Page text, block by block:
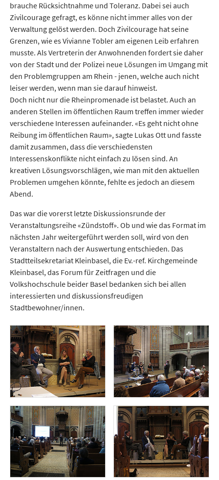
brauche Rücksichtnahme und Toleranz. Dabei sei auch
Zivilcourage gefragt, es könne nicht immer alles von der
Verwaltung gelöst werden. Doch Zivilcourage hat seine
Grenzen, wie es Vivianne Tobler am eigenen Leib erfahren
musste. Als Vertreterin der Anwohnenden fordert sie daher
von der Stadt und der Polizei neue Lösungen im Umgang mit
den Problemgruppen am Rhein - jenen, welche auch nicht
leiser werden, wenn man sie darauf hinweist.
Doch nicht nur die Rhein­pro­me­na­de ist belastet. Auch an
anderen Stellen im öffentlichen Raum treffen immer wieder
verschiedene Interessen aufeinander. «Es geht nicht ohne
Reibung im öffentlichen Raum», sagte Lukas Ott und fasste
damit zusammen, dass die verschiedensten
Interessenskonflikte nicht einfach zu lösen sind. An
kreativen Lösungsvorschlägen, wie man mit den aktuellen
Problemen umgehen könnte, fehlte es jedoch an diesem
Abend.
Das war die vorerst letzte Diskussionsrunde der
Veranstaltungsreihe «Zündstoff». Ob und wie das Format im
nächsten Jahr weitergeführt werden soll, wird von den
Veranstaltern nach der Auswertung entschieden. Das
Stadtteilsekretariat Kleinbasel, die Ev.-ref. Kirchgemeinde
Kleinbasel, das Forum für Zeitfragen und die
Volkshochschule beider Basel bedanken sich bei allen
interessierten und diskussionsfreudigen
Stadtbewohner/innen.